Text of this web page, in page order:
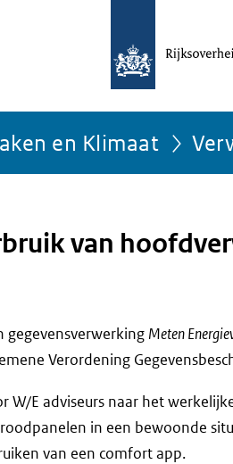
en Klimaat
van
gegevensverwerking Meten
Verordening
W/E adviseurs naar het
in een bewoonde
van een comfort app.